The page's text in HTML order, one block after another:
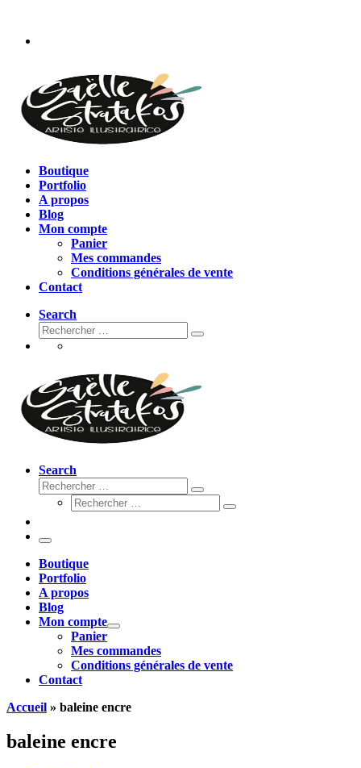
contenu
Boutique
Portfolio
A propos
Blog
Mon compte
Panier
Mes commandes
Conditions générales de vente
Contact
Search
Rechercher
Rechercher
Search
Rechercher
Rechercher
Rechercher
Rechercher
Menu
Boutique
Portfolio
A propos
Blog
Mon compte
Panier
Mes commandes
Conditions générales de vente
Contact
Accueil » baleine encre
baleine encre